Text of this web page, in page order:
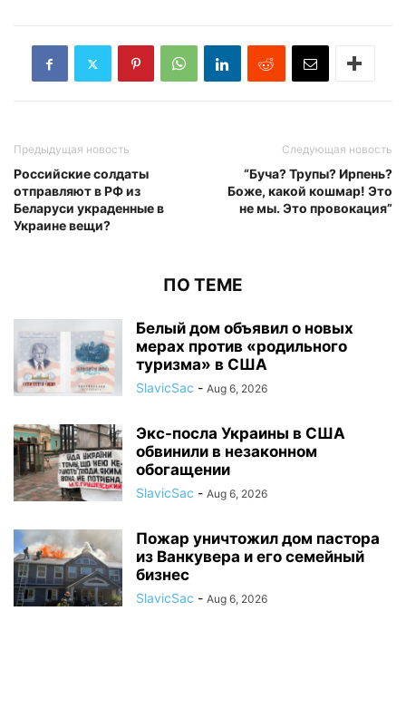
Предыдущая новость
Российские солдаты
отправляют в РФ из
Беларуси украденные в
Украине вещи?
Следующая новость
“Буча? Трупы? Ирпень?
Боже, какой кошмар! Это
не мы. Это провокация”
ПО ТЕМЕ
Белый дом объявил о новых
мерах против «родильного
туризма» в США
SlavicSac - Aug 6, 2026
Экс-посла Украины в США
обвинили в незаконном
обогащении
SlavicSac - Aug 6, 2026
Пожар уничтожил дом пастора
из Ванкувера и его семейный
бизнес
SlavicSac - Aug 6, 2026